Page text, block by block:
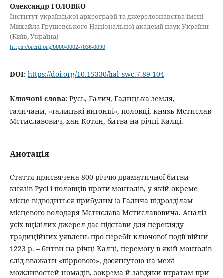
Олександр ГОЛОВКО
Інститут української археографії та джерелознавства імені
Михайла Грушевського Національної академії наук України
(Київ, Україна)
https://orcid.org/0000-0002-7036-0090
DOI: https://doi.org/10.15330/hal_swc.7.89-104
Ключові слова: Русь, Галич, Галицька земля,
галичани, «галицькі вигонці», половці, князь Мстислав
Мстиславович, хан Котян, битва на річці Калці.
Анотація
Стаття присвячена 800-річчю драматичної битви
князів Русі і половців проти монголів, у якій окреме
місце відводиться прибулим із Галича підрозділам
місцевого володаря Мстислава Мстиславовича. Аналіз
усіх вцілілих джерел дає підстави для перегляду
традиційних уявлень про перебіг ключової події війни
1223 р. – битви на річці Калці, перемогу в якій монголів
слід вважати «пірровою», досягнутою на межі
можливостей номадів, зокрема й завдяки втратам при